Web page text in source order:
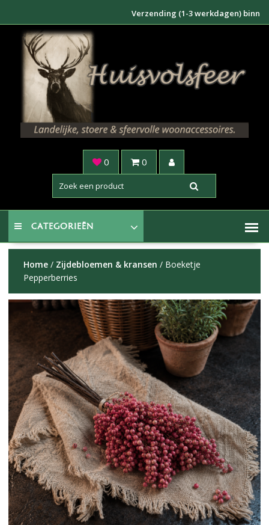
inhoud
Verzending (1-3 werkdagen) binnen
0 0
CATEGORIEËN
Home/ Zijdebloemen & kransen / Boeketje
Pepperberries